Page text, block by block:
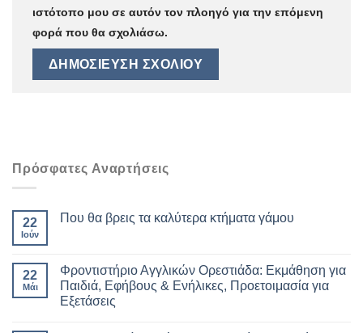
ιστότοπο μου σε αυτόν τον πλοηγό για την επόμενη
φορά που θα σχολιάσω.
Πρόσφατες Αναρτήσεις
22
Ιούν
Που θα βρεις τα καλύτερα κτήματα γάμου
22
Μάι
Φροντιστήριο Αγγλικών Ορεστιάδα: Εκμάθηση για
Παιδιά, Εφήβους & Ενήλικες, Προετοιμασία για
Εξετάσεις